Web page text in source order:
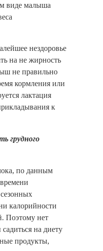
виде малыша
нездоровье
на не жирность
не правильно
кормления или
лактация
к
грудного
по данным
калорийности
Поэтому нет
на диету
продукты,